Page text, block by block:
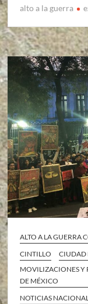
alto a la guerra
ALTO A LA GUERRA
CINTILLO
CIUDAD
MOVILIZACIONES Y
DE MÉXICO
NOTICIAS